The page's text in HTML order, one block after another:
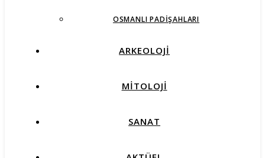
OSMANLI PADIŞAHLARI
ARKEOLOJİ
MİTOLOJİ
SANAT